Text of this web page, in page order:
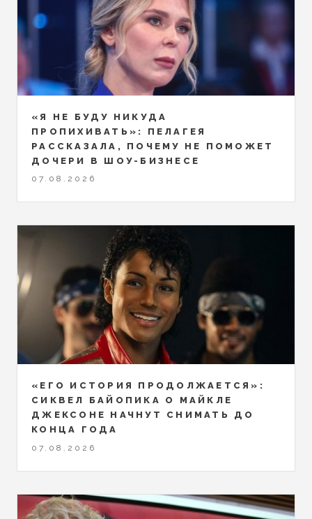
«Я НЕ БУДУ НИКУДА
ПРОПИХИВАТЬ»: ПЕЛАГЕЯ
РАССКАЗАЛА, ПОЧЕМУ НЕ ПОМОЖЕТ
ДОЧЕРИ В ШОУ-БИЗНЕСЕ
07.08.2026
«ЕГО ИСТОРИЯ ПРОДОЛЖАЕТСЯ»:
СИКВЕЛ БАЙОПИКА О МАЙКЛЕ
ДЖЕКСОНЕ НАЧНУТ СНИМАТЬ ДО
КОНЦА ГОДА
07.08.2026